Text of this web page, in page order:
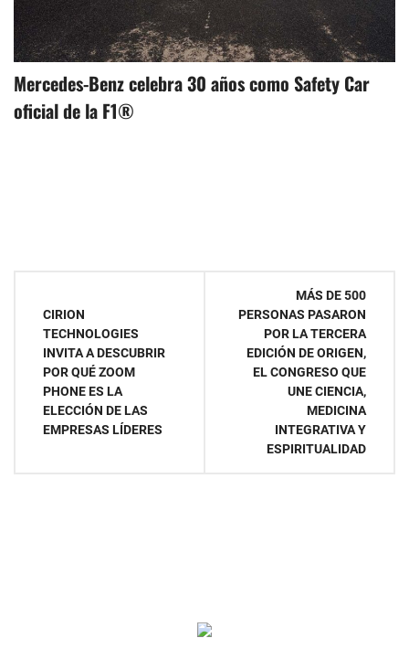
Mercedes-Benz celebra 30 años como Safety Car
oficial de la F1®
entradas
CIRION
TECHNOLOGIES
INVITA A DESCUBRIR
POR QUÉ ZOOM
PHONE ES LA
ELECCIÓN DE LAS
EMPRESAS LÍDERES
MÁS DE 500
PERSONAS PASARON
POR LA TERCERA
EDICIÓN DE ORIGEN,
EL CONGRESO QUE
UNE CIENCIA,
MEDICINA
INTEGRATIVA Y
ESPIRITUALIDAD